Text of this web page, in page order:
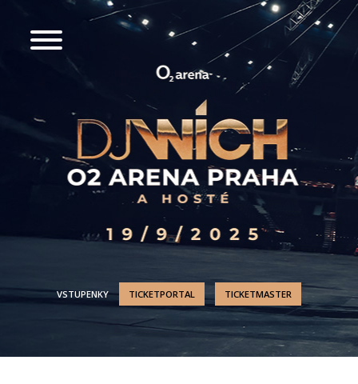
VSTUPENKY TICKETPORTAL TICKETMASTER